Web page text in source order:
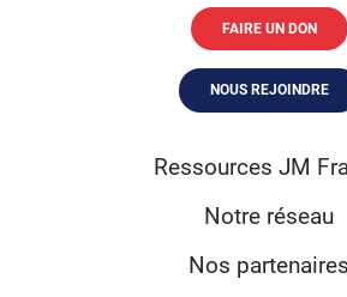
FAIRE UN DON
NOUS REJOINDRE
Ressources JM
Notre réseau
Nos partenaires